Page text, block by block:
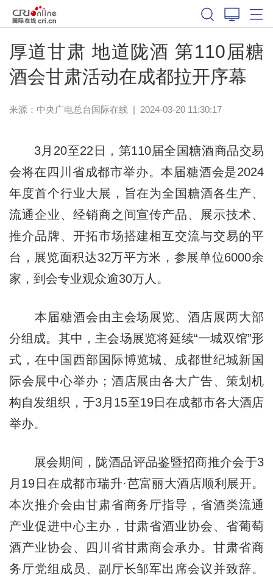
厚道甘肃 地道陇酒 第110届糖
酒会甘肃活动在成都拉开序幕
来源：中央广电总台国际在线| 2024-03-20 11:30:17
3月20至22日，第110届全国糖酒商品交易
会将在四川省成都市举办。本届糖酒会是2024
年度首个行业大展，旨在为全国糖酒各生产、
流通企业、经销商之间宣传产品、展示技术、
推介品牌、开拓市场搭建相互交流与交易的平
台，展览面积达32万平方米，参展单位6000余
家，到会专业观众逾30万人。
本届糖酒会由主会场展览、酒店展两大部
分组成。其中，主会场展览将延续“一城双馆”形
式，在中国西部国际博览城、成都世纪城新国
际会展中心举办；酒店展由各大广告、策划机
构自发组织，于3月15至19日在成都市各大酒店
举办。
展会期间，陇酒品评品鉴暨招商推介会于3
月19日在成都市瑞升·芭富丽大酒店顺利展开。
本次推介会由甘肃省商务厅指导，省酒类流通
产业促进中心主办，甘肃省酒业协会、省葡萄
酒产业协会、四川省甘肃商会承办。甘肃省商
务厅党组成员、副厅长邹军出席会议并致辞。